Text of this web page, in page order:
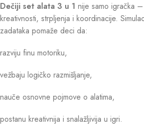
Dečiji set alata 3 u 1 nije samo igračka
kreativnosti, strpljenja i koordinacije.
zadataka pomaže deci da:
razviju finu motoriku,
vežbaju logičko razmišljanje,
nauče osnovne pojmove o alatima,
postanu kreativnija i snalažljivija u igri.